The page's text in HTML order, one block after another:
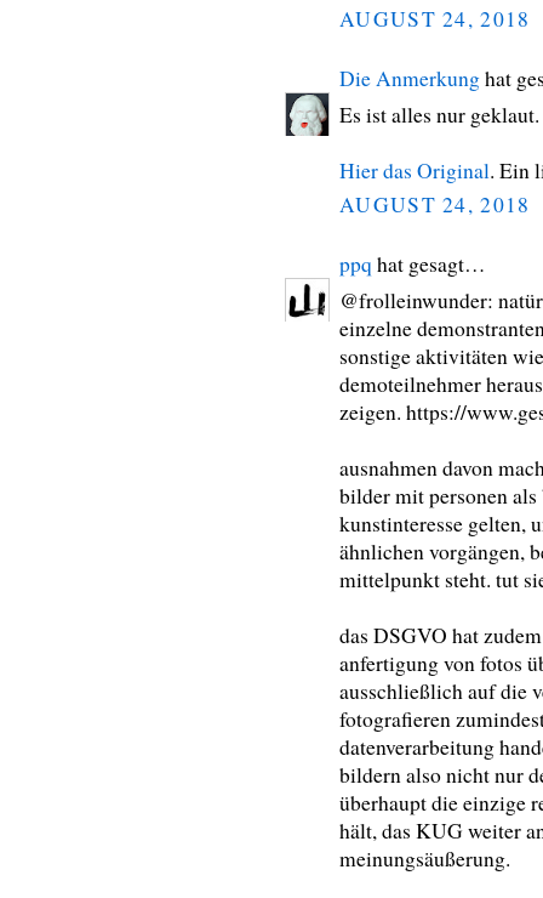
AUGUST 24, 2018
Die Anmerkunghat
Es ist alles nur geklaut.
Hier das Original. Ein
AUGUST 24, 2018
ppq hat gesagt…
@frolleinwunder:
einzelne
sonstige aktivitäten
demoteilnehmer
zeigen. https://
ausnahmen davon
bilder mit personen
kunstinteresse gelten,
ähnlichen vorgängen,
mittelpunkt steht. tut
das DSGVO hat
anfertigung von fotos
ausschließlich auf die
fotografieren
datenverarbeitung
bildern also nicht nur
überhaupt die einzige
hält, das KUG weiter
meinungsäußerung.